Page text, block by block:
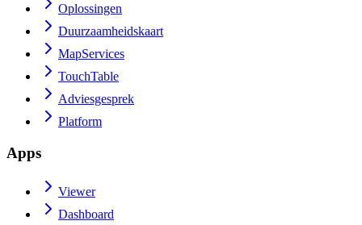
Oplossingen
Duurzaamheidskaart
MapServices
TouchTable
Adviesgesprek
Platform
Apps
Viewer
Dashboard